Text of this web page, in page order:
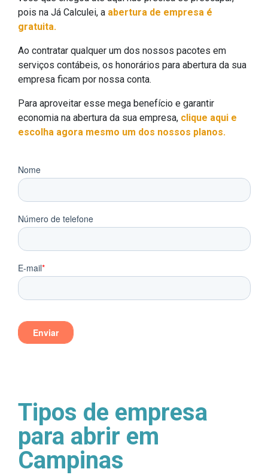
pois na Já Calculei, a abertura de empresa é
gratuita.
Ao contratar qualquer um dos nossos pacotes em
serviços contábeis, os honorários para abertura da sua
empresa ficam por nossa conta.
Para aproveitar esse mega benefício e garantir
economia na abertura da sua empresa, clique aqui e
escolha agora mesmo um dos nossos planos.
Tipos de empresa
para abrir em
Campinas